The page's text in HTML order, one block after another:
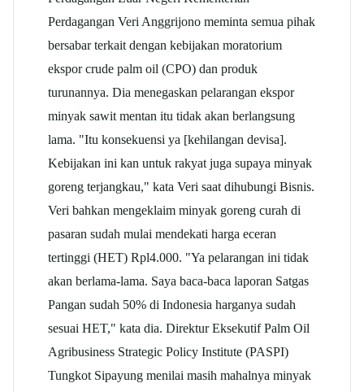
Perdagangan Veri Anggrijono meminta semua pihak
bersabar terkait dengan kebijakan moratorium
ekspor crude palm oil (CPO) dan produk
turunannya. Dia menegaskan pelarangan ekspor
minyak sawit mentan itu tidak akan berlangsung
lama. "Itu konsekuensi ya [kehilangan devisa].
Kebijakan ini kan untuk rakyat juga supaya minyak
goreng terjangkau," kata Veri saat dihubungi Bisnis.
Veri bahkan mengeklaim minyak goreng curah di
pasaran sudah mulai mendekati harga eceran
tertinggi (HET) Rpl4.000. "Ya pelarangan ini tidak
akan berlama-lama. Saya baca-baca laporan Satgas
Pangan sudah 50% di Indonesia harganya sudah
sesuai HET," kata dia. Direktur Eksekutif Palm Oil
Agribusiness Strategic Policy Institute (PASPI)
Tungkot Sipayung menilai masih mahalnya minyak